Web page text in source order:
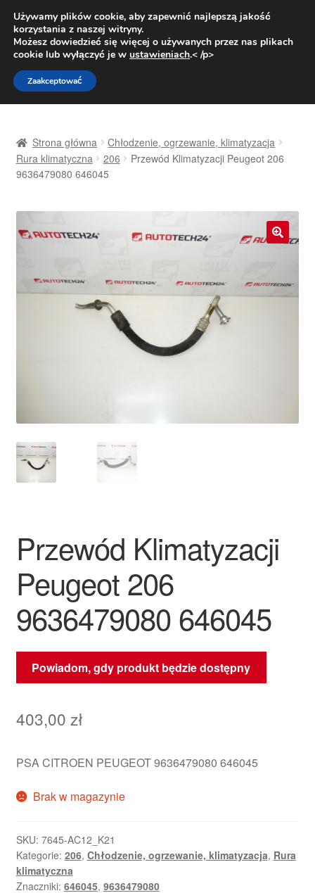
DOSTAWA od 31 zł
Pn.-pt. 9:00-16:00800 003 167
Przejdź
do
nawigacji
Przejdź
do
treści
Dostawa
Kontakt
Skarga
Zasady i warunki
Strona główna
Chłodzenie, ogrzewanie, klimatyzacja
Rura klimatyczna
206
Przewód Klimatyzacji Peugeot 206
9636479080 646045
Przewód Klimatyzacji
Peugeot 206
9636479080 646045
Powiadom, gdy produkt będzie dostępny
403,00 zł
PSA CITROEN PEUGEOT 9636479080 646045
Brak w magazynie
SKU: 7645-AC12_K21
Kategorie: 206, Chłodzenie, ogrzewanie, klimatyzacja, Rura
klimatyczna
Znaczniki: 646045, 9636479080
Używamy plików cookie, aby zapewnić najlepszą jakość
korzystania z naszej witryny.
Możesz dowiedzieć się więcej o używanych przez nas plikach
cookie lub wyłączyć je w ustawieniach.< /p>
Zaakceptować